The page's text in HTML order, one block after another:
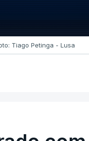
Tiago Petinga - Lusa